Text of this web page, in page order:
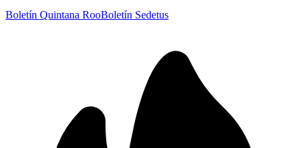
Boletín Quintana RooBoletín Sedetus